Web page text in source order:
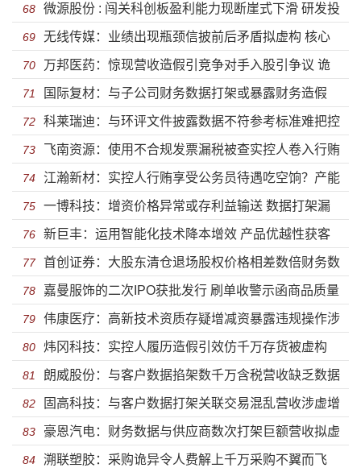
现补缴注册资本
营收及虚假采购 质量存瑕疵被客户起诉偷税被罚
68 微源股份 : 闯关科创板盈利能力现断崖式下滑 研发投
入错综复杂真假难辨且低于同行
69 无线传媒：业绩出现瓶颈信披前后矛盾拟虚构 核心
业务收入前后不一致营收被质疑手握重金上市圈钱味十
足
70 万邦医药：惊现营收造假引竞争对手入股引争议 诡
异减资9成与环评投资金额打架圈钱味道十足
71 国际复材：与子公司财务数据打架或暴露财务造假
违反八项规定精神被整改多次违规被处罚同业竞争涉虚
假陈述
72 科莱瑞迪：与环评文件披露数据不符参考标准难把控
前员工为经销商大客户为子公司信披不实两大护法或为
上市开路
73 飞南资源：使用不合规发票漏税被查实控人卷入行贿
案 与客户供应商购销数据同时打架募投项目投入披露前
后不一
74 江瀚新材：实控人行贿享受公务员待遇吃空饷？产能
利用持续下滑却募巨资扩产并分红13亿元
75 一博科技：增资价格异常或存利益输送 数据打架漏
洞百出巨额资金躺赚上市目的存疑
76 新巨丰：运用智能化技术降本增效 产品优越性获客
户认可市场占有率将持续稳健上升
77 首创证券：大股东清仓退场股权价格相差数倍财务数
据掐架 屡次违规内控堪忧踩红线考验承诺与法规等同问
题？
78 嘉曼服饰的二次IPO获批发行 刷单收警示函商品质量
屡上黑榜
79 伟康医疗：高新技术资质存疑增减资暴露违规操作涉
违法 产品质量频发明星机构纷纷清仓退场不差钱却募资
扩产
80 炜冈科技：实控人履历造假引效仿千万存货被虚构
营收遭多次更改财务勾稽异常诡异情况层出不穷
81 朗威股份：与客户数据掐架数千万含税营收缺乏数据
支撑 实控人履历造假引效子公司遭蹊跷注销
82 固高科技：与客户数据打架关联交易混乱营收涉虚增
子公司大面积亏损依赖补助存货拟虚构
83 豪恩汽电：财务数据与供应商数次打架巨额营收拟虚
增 霸王条款坑供应商遭起诉产品质量问题遭巨额索赔
84 溯联塑胶：采购诡异令人费解上千万采购不翼而飞